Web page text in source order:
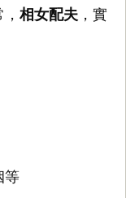
相女配夫 ，實
等